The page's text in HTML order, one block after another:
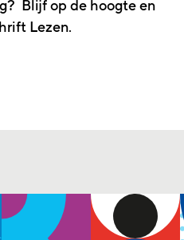
Blijf op de hoogte en
Lezen.